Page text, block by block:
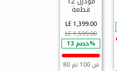
قطعة
LE 1,399.00
LE 1,599.00
خصم 13%
80 من 100 تم